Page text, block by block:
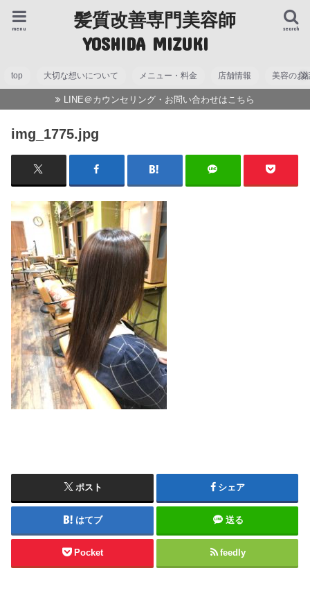
髪質改善専門美容師
YOSHIDA MIZUKI
search
menu
top 大切な想いについて メニュー・料金 店舗情報 美容のお
LINE＠カウンセリング・お問い合わせはこちら
img_1775.jpg
ポスト シェア
はてブ 送る
Pocket feedly